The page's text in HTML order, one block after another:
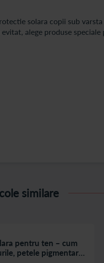
solara copii sub
alege produse
similare
pentru ten – cum
petele pigmentare